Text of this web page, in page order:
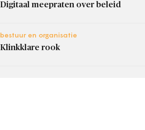
Digitaal meepraten over beleid
bestuur en organisatie
Klinkklare rook